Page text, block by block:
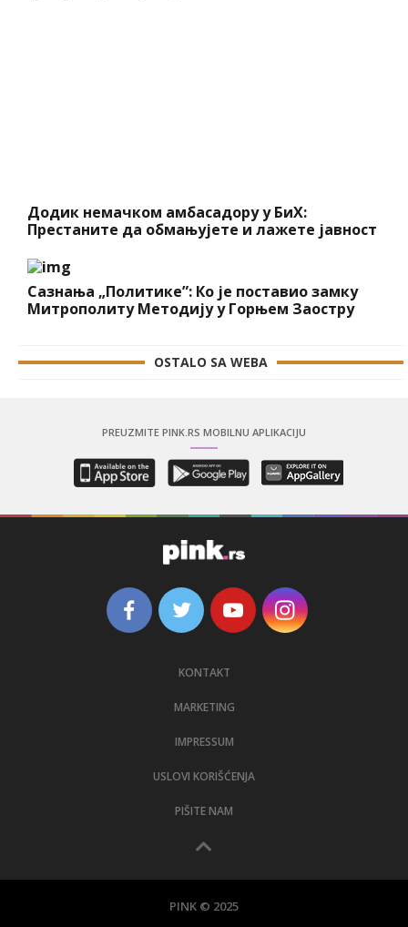
Додик немачком амбасадору у БиХ:
Престаните да обмањујете и лажете јавност
Сазнања „Политике”: Ко је поставио замку
Митрополиту Методију у Горњем Заостру
OSTALO SA WEBA
PREUZMITE PINK.RS MOBILNU APLIKACIJU
KONTAKT
MARKETING
IMPRESSUM
USLOVI KORIŠĆENJA
PIŠITE NAM
PINK © 2025